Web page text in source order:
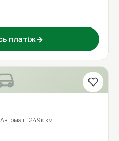
платіж→
Автомат 249к км